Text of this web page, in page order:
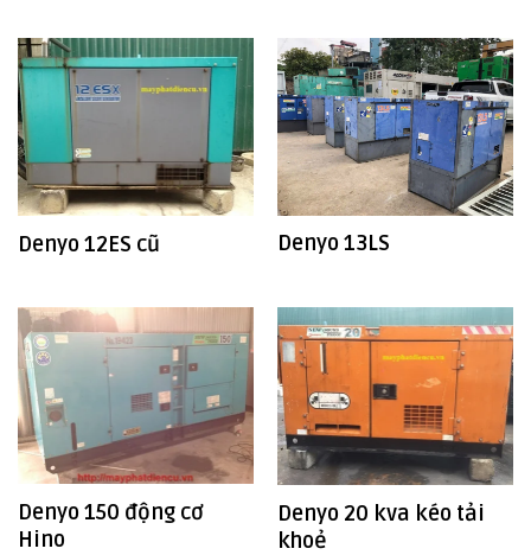
Denyo 12ES cũ Denyo 13LS
Denyo 150 động cơ
Hino
Denyo 20 kva kéo tải
khoẻ